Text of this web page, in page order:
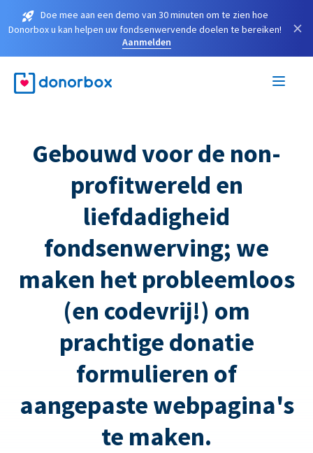
Doe mee aan een demo van 30 minuten om te zien hoe
Donorbox u kan helpen uw fondsenwervende doelen te bereiken!
Aanmelden
×
Gebouwd voor de non-
profitwereld en
liefdadigheid
fondsenwerving; we
maken het probleemloos
(en codevrij!) om
prachtige donatie
formulieren of
aangepaste webpagina's
te maken.